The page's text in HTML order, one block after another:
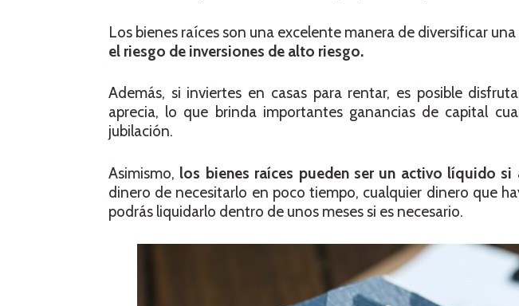
Los bienes raíces son una excelente manera de diversificar
el riesgo de inversiones de alto riesgo.
Además, si inviertes en casas para rentar, es posible
aprecia, lo que brinda importantes ganancias de capital
jubilación.
Asimismo, los bienes raíces pueden ser un activo líquido si
dinero de necesitarlo en poco tiempo, cualquier dinero que
podrás liquidarlo dentro de unos meses si es necesario.